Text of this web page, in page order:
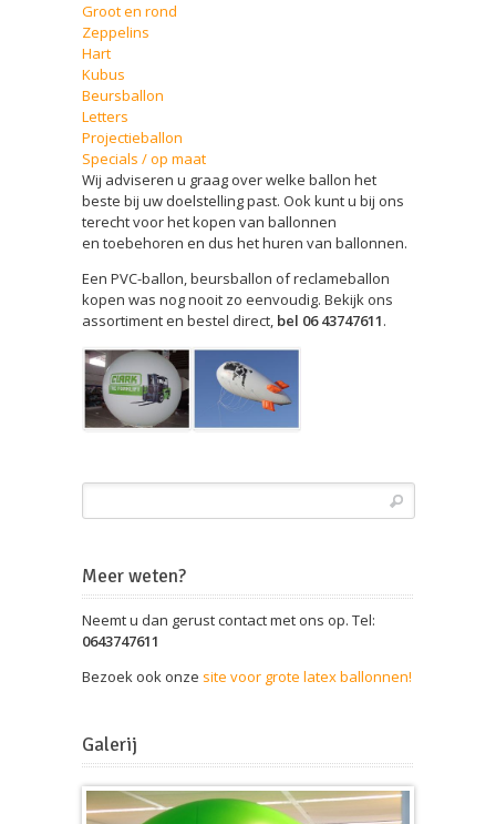
Groot en rond
Zeppelins
Hart
Kubus
Beursballon
Letters
Projectieballon
Specials / op maat
Wij adviseren u graag over welke ballon het
beste bij uw doelstelling past. Ook kunt u bij ons
terecht voor het kopen van ballonnen
en toebehoren en dus het huren van ballonnen.
Een PVC-ballon, beursballon of reclameballon
kopen was nog nooit zo eenvoudig. Bekijk ons
assortiment en bestel direct, bel 06 43747611.
Meer weten?
Neemt u dan gerust contact met ons op. Tel:
0643747611
Bezoek ook onze site voor grote latex ballonnen!
Galerij